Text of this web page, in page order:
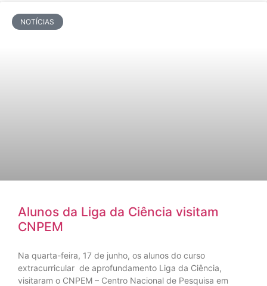
NOTÍCIAS
Alunos da Liga da Ciência visitam
CNPEM
Na quarta-feira, 17 de junho, os alunos do curso
extracurricular de aprofundamento Liga da Ciência,
visitaram o CNPEM – Centro Nacional de Pesquisa em